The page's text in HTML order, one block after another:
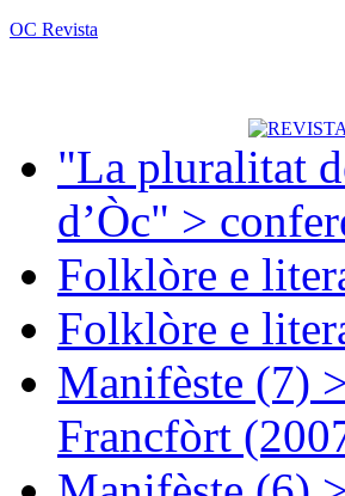
OC Revista
"La pluralitat
d’Òc" >
Folklòre e
Folklòre e
Manifèste (7)
Francfòrt